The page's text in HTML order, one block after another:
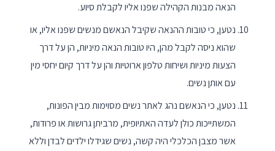
הנאה מבנות הקהילה שפנו אליו לקבלת סיוע.
נטען, כי טובות ההנאה שקיבל הנאשם מנשים שפנו אליו, או
שהוא ניסה לקבל מהן, היו טובות הנאה מיניות, הן על דרך
הצעות מיניות ושיחות טלפון ארוטיות והן על דרך קיום יחסי מין
עם אותן נשים.
נטען, כי הנאשם נהג לאתר נשים מסוימות מבין הפונות,
המשתייכות כולן לעדה האתיופית, מרביתן גרושות או פרודות,
אשר מצבן הכלכלי היה קשה, נשים שגידלו ילדים לבדן וללא